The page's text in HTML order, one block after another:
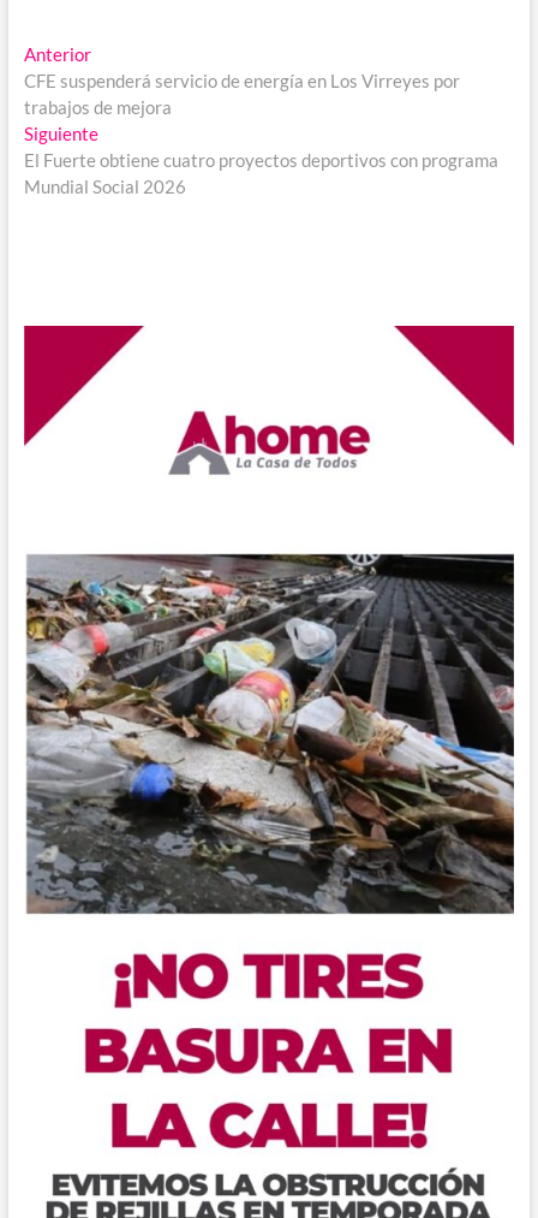
Navegación
de
entradas
AnteriorEntrada
anterior:
CFE suspenderá servicio de energía en Los Virreyes por
trabajos de mejora
SiguienteEntrada
siguiente:
El Fuerte obtiene cuatro proyectos deportivos con programa
Mundial Social 2026